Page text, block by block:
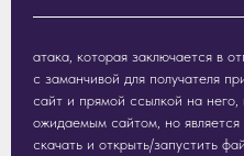
атака, которая заключается в
с заманчивой для получателя
сайт и прямой ссылкой на
ожидаемым сайтом, но
скачать и открыть/запустить